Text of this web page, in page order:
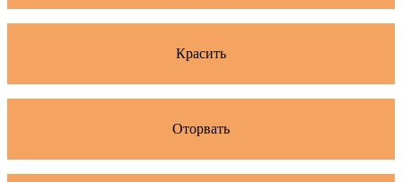
Красить
Оторвать